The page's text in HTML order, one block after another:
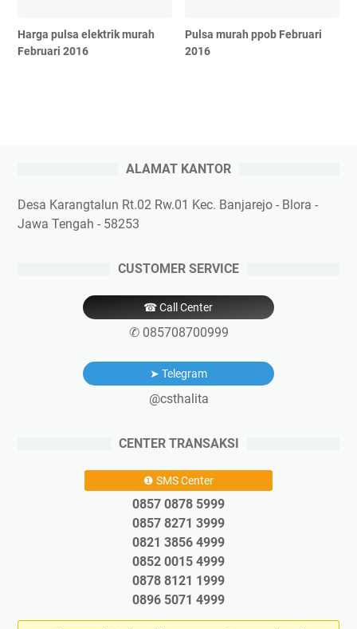
Harga pulsa elektrik murah
Februari 2016
Pulsa murah ppob Februari
2016
ALAMAT KANTOR
Desa Karangtalun Rt.02 Rw.01 Kec. Banjarejo - Blora -
Jawa Tengah - 58253
CUSTOMER SERVICE
☎ Call Center
✆ 085708700999
➤ Telegram
@csthalita
CENTER TRANSAKSI
❶ SMS Center
0857 0878 5999
0857 8271 3999
0821 3856 4999
0852 0015 4999
0878 8121 1999
0896 5071 4999